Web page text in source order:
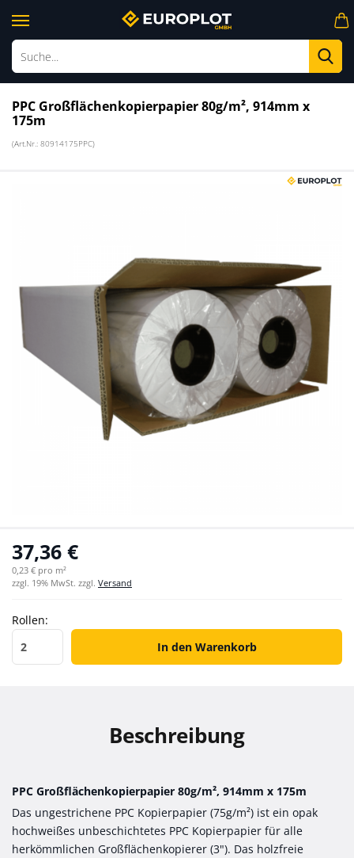
PPC Großflächenkopierpapier 80g/m², 914mm x
175m
(Art.Nr.: 80914175PPC)
37,36 €
0,23 € pro m²
zzgl. 19% MwSt. zzgl. Versand
Rollen:
In den Warenkorb
Beschreibung
PPC Großflächenkopierpapier 80g/m², 914mm x 175m
Das ungestrichene PPC Kopierpapier (75g/m²) ist ein opak
hochweißes unbeschichtetes PPC Kopierpapier für alle
herkömmlichen Großflächenkopierer (3"). Das holzfreie